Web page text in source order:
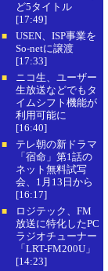
ど5タイトル
[17:49]
■
USEN、ISP事業を
So-netに譲渡
[17:33]
■
ニコ生、ユーザー
生放送などでもタ
イムシフト機能が
利用可能に
[16:40]
■
テレ朝の新ドラマ
「宿命」第1話の
ネット無料試写
会、1月13日から
[16:17]
■
ロジテック、FM
放送に特化したPC
ラジオチューナー
「LRT-FM200U」
[14:23]